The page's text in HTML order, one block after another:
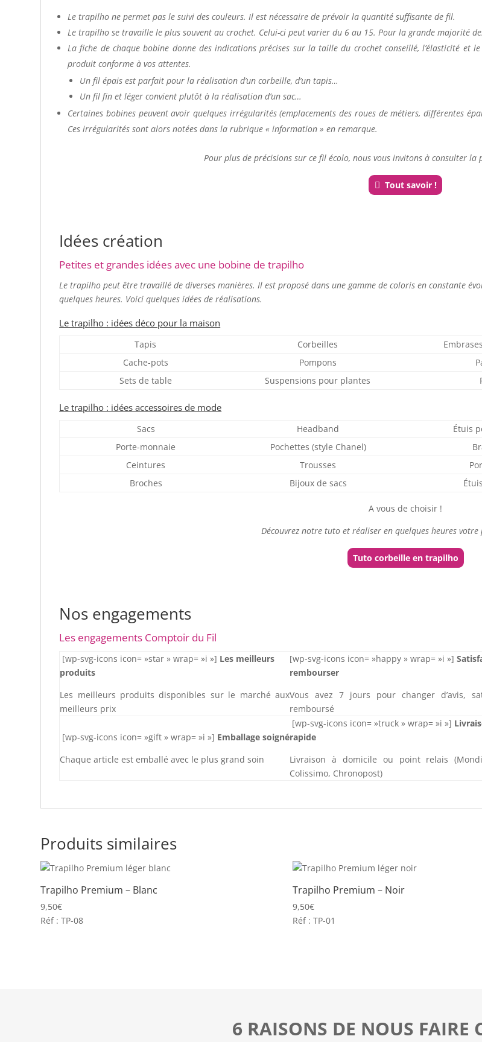
Le trapilho ne permet pas le suivi des couleurs. Il est nécessaire de prévoir la quantité suffisante de fil.
Le trapilho se travaille le plus souvent au crochet. Celui-ci peut varier du 6 au 15. Pour la grande majorité
La fiche de chaque bobine donne des indications précises sur la taille du crochet conseillé, l’élasticité
produit conforme à vos attentes.
Un fil épais est parfait pour la réalisation d’un corbeille, d’un tapis…
Un fil fin et léger convient plutôt à la réalisation d’un sac…
Certaines bobines peuvent avoir quelques irrégularités (emplacements des roues de métiers, différentes
Ces irrégularités sont alors notées dans la rubrique « information » en remarque.
Pour plus de précisions sur ce fil écolo, nous vous invitons à consulter la
Tout savoir !
Idées création
Petites et grandes idées avec une bobine de trapilho
Le trapilho peut être travaillé de diverses manières. Il est proposé dans une gamme de coloris en constante
quelques heures. Voici quelques idées de réalisations.
Le trapilho : idées déco pour la maison
Tapis Corbeilles
Cache-pots
Pompons
Sets de table
Suspensions pour plantes
Le trapilho : idées accessoires de mode
Sacs Headband Étuis
Porte-monnaie
Pochettes (style Chanel)
Ceintures
Trousses
Broches
Bijoux de sacs
A vous de choisir !
Découvrez notre tuto et réaliser en quelques heures
Tuto corbeille en trapilho
Nos engagements
Les engagements Comptoir du Fil
[wp-svg-icons icon= »star » wrap= »i »] Les meilleurs
produits
Les meilleurs produits disponibles sur le marché aux
meilleurs prix
[wp-svg-icons icon= »happy » wrap= »i »]
rembourser
Vous avez 7 jours pour changer d’avis,
remboursé
[wp-svg-icons icon= »gift » wrap= »i »] Emballage soigné
Chaque article est emballé avec le plus grand soin
[wp-svg-icons icon= »truck » wrap= »i »]
rapide
Livraison à domicile ou point relais
Colissimo, Chronopost)
Produits similaires
Trapilho Premium – Blanc
9,50€
Réf : TP-08
Trapilho Premium – Noir
9,50€
Réf : TP-01
6 RAISONS DE NOUS FAIRE